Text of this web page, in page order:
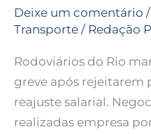
Deixe um comentário /
Transporte / Redação
Rodoviários do Rio
greve após rejeitarem
reajuste salarial.
realizadas empresa